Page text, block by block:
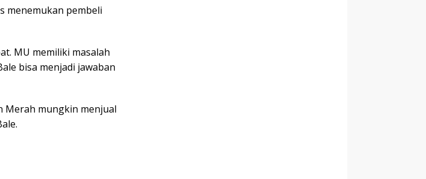
menemukan pembeli
MU memiliki masalah
bisa menjadi jawaban
Merah mungkin menjual